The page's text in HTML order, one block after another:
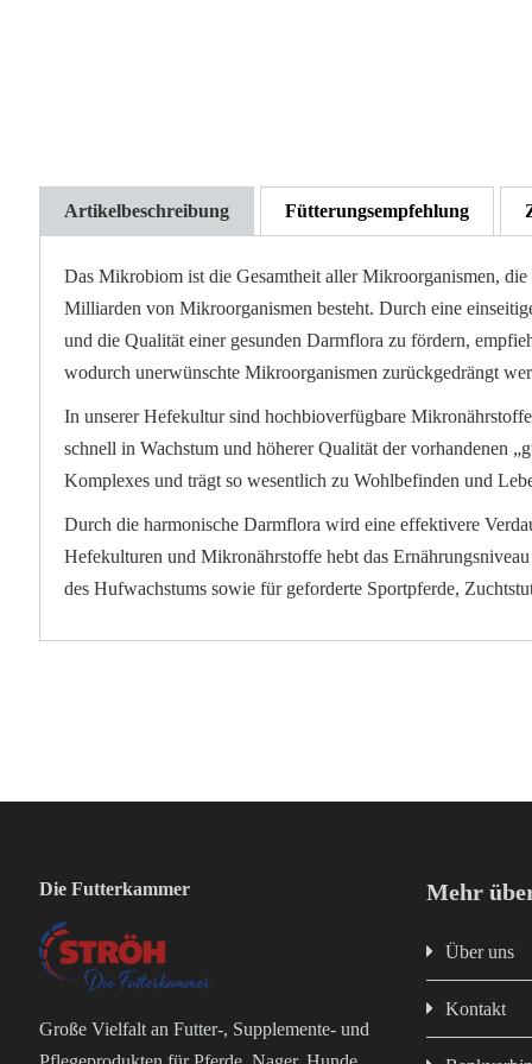
Artikelbeschreibung
Das Mikrobiom ist die Gesamtheit aller Mikroorganismen,
Milliarden von Mikroorganismen besteht. Durch eine
und die Qualität einer gesunden Darmflora zu fördern,
wodurch unerwünschte Mikroorganismen zurückgedrängt
In unserer Hefekultur sind hochbioverfügbare
schnell in Wachstum und höherer Qualität der vorhandenen
Komplexes und trägt so wesentlich zu Wohlbefinden und
Durch die harmonische Darmflora wird eine effektivere
Hefekulturen und Mikronährstoffe hebt das
des Hufwachstums sowie für geforderte Sportpferde,
Fütterungsempfehlung
Die Futterkammer
Große Vielfalt an Futter-, Supplemente- und
Mehr
Über uns
Kontakt